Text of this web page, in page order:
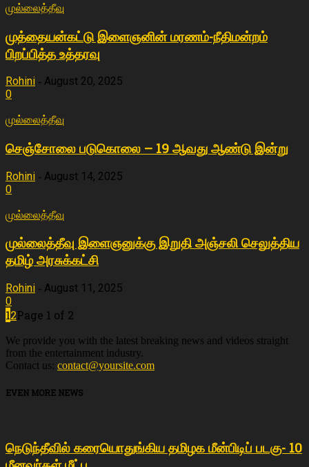
முல்லைத்தீவு
முத்தையன்கட்டு இளைஞனின் மரணம்-நீதிமன்றம்
பிறப்பித்த உத்தரவு
Rohini - August 20, 2025
0
முல்லைத்தீவு
செஞ்சோலை படுகொலை – 19 ஆவது ஆண்டு இன்று
Rohini - August 14, 2025
0
முல்லைத்தீவு
முல்லைத்தீவு இளைஞனுக்கு இறுதி அஞ்சலி செலுத்திய
தமிழ் அரசுக்கட்சி
Rohini - August 11, 2025
0
12Page 1 of 2
We provide you with the latest breaking news and videos straight
from the entertainment industry.
Contact us: contact@yoursite.com
EVEN MORE NEWS
நெடுந்தீவில் கரையொதுங்கிய தமிழக மீன்பிடிப் படகு- 10